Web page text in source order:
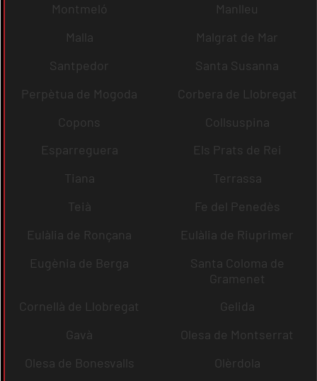
Montmeló
Manlleu
Malla
Malgrat de Mar
Santpedor
Santa Susanna
Perpètua de Mogoda
Corbera de Llobregat
Copons
Collsuspina
Esparreguera
Els Prats de Rei
Tiana
Terrassa
Teià
Fe del Penedès
Eulàlia de Ronçana
Eulàlia de Riuprimer
Eugènia de Berga
Santa Coloma de
Gramenet
Cornellà de Llobregat
Gelida
Gavà
Olesa de Montserrat
Olesa de Bonesvalls
Olèrdola